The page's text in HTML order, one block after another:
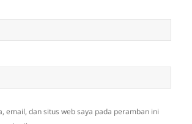
email, dan situs web saya pada peramban ini